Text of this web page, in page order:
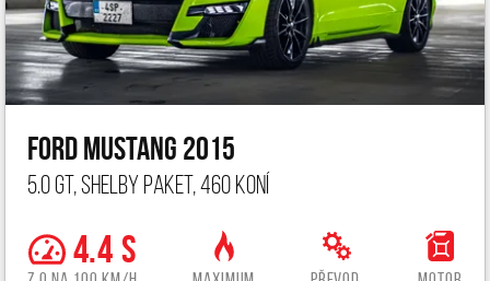
Ford Mustang 2015
5.0 GT, Shelby paket, 460 koní
4.4 s